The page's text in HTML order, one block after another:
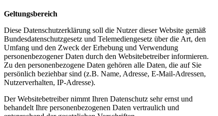
Geltungsbereich
Diese Datenschutzerklärung soll die Nutzer dieser Website gemäß
Bundesdatenschutzgesetz und Telemediengesetz über die Art, den
Umfang und den Zweck der Erhebung und Verwendung
personenbezogener Daten durch den Websitebetreiber informieren.
Zu den personenbezogene Daten gehören alle Daten, die auf Sie
persönlich beziehbar sind (z.B. Name, Adresse, E-Mail-Adressen,
Nutzerverhalten, IP-Adresse).
Der Websitebetreiber nimmt Ihren Datenschutz sehr ernst und
behandelt Ihre personenbezogenen Daten vertraulich und